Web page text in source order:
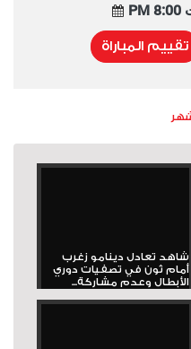
تقييم المباراة
شاهد تعادل دينامو زغرب
أمام ثون في تصفيات دوري
الأبطال وعدم مشاركة...